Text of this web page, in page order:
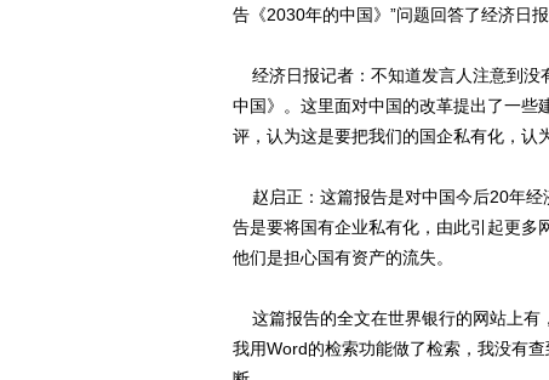
告《2030年的中国》”问题回答了经济日报
经济日报记者：不知道发言人注意到没
中国》。这里面对中国的改革提出了一些
评，认为这是要把我们的国企私有化，认
赵启正：这篇报告是对中国今后20年经
告是要将国有企业私有化，由此引起更多
他们是担心国有资产的流失。
这篇报告的全文在世界银行的网站上有
我用Word的检索功能做了检索，我没有